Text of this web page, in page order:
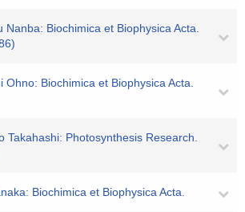
Nanba: Biochimica et Biophysica Acta.
Ohno: Biochimica et Biophysica Acta.
Takahashi: Photosynthesis Research.
Biochimica et Biophysica Acta.